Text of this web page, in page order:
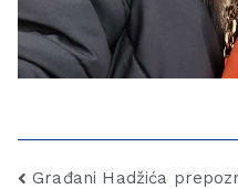
Građani Hadžića